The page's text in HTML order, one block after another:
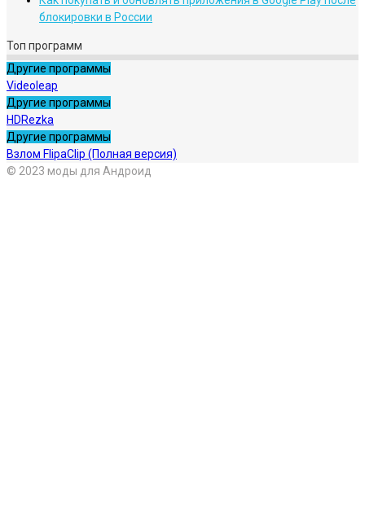
блокировки в России
Топ программ
Другие программы
Videoleap
Другие программы
HDRezka
Другие программы
Взлом FlipaClip (Полная версия)
© 2023 моды для Андроид